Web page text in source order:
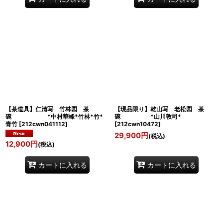
【茶道具】仁清写 竹林図 茶
碗 *中村華峰*竹林*竹*
青竹 [212cwn041112]
12,900円 (税込)
カートに入れる
【現品限り】乾山写 老松図 茶
碗 *山川敦司*
[212cwn10472]
29,900円 (税込)
カートに入れる